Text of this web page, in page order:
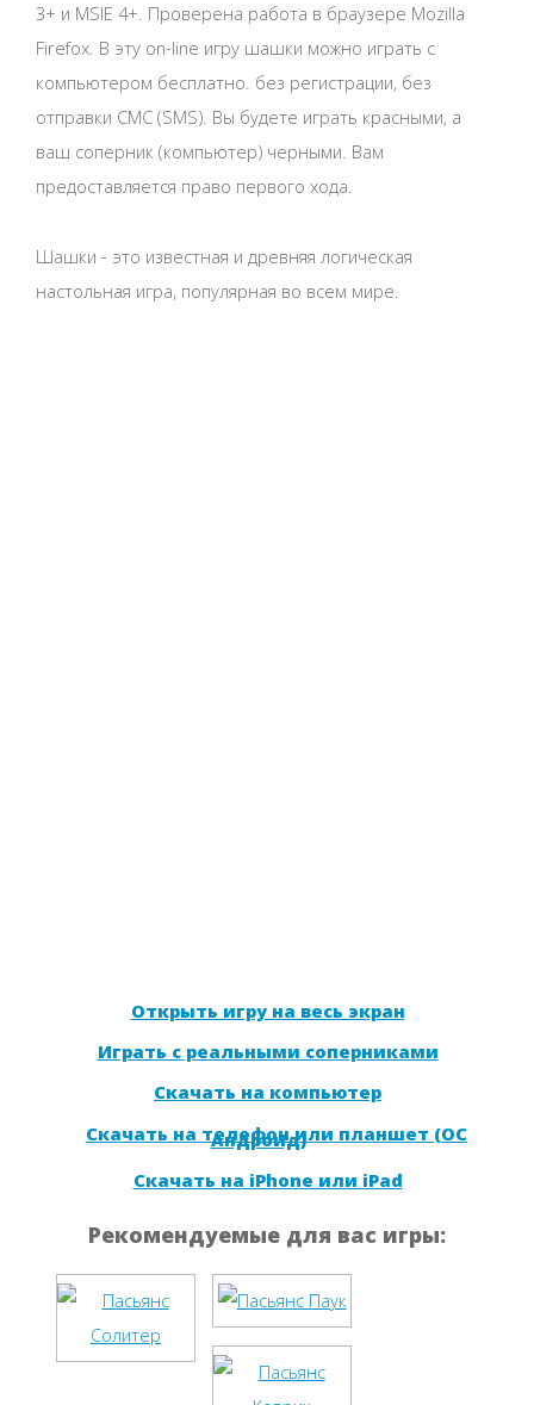
3+ и MSIE 4+. Проверена работа в браузере Mozilla
Firefox. В эту on-line игру шашки можно играть с
компьютером бесплатно. без регистрации, без
отправки СМС (SMS). Вы будете играть красными, а
ваш соперник (компьютер) черными. Вам
предоставляется право первого хода.
Шашки - это известная и древняя логическая
настольная игра, популярная во всем мире.
Открыть игру на весь экран
Играть с реальными соперниками
Скачать на компьютер
Скачать на телефон или планшет (ОС
Андроид)
Скачать на iPhone или iPad
Рекомендуемые для вас игры: